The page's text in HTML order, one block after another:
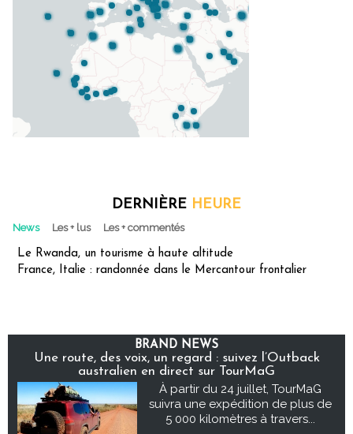
DERNIÈRE HEURE
News Les + lus Les + commentés
Le Rwanda, un tourisme à haute altitude
France, Italie : randonnée dans le Mercantour frontalier
BRAND NEWS
Une route, des voix, un regard : suivez l’Outback
australien en direct sur TourMaG
À partir du 24 juillet, TourMaG
suivra une expédition de plus de
5 000 kilomètres à travers...